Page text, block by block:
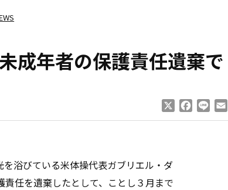
成年者の保護責任遺棄で
Facebook
Line
浴びている米体操代表ガブリエル・ダ
任を遺棄したとして、ことし３月まで